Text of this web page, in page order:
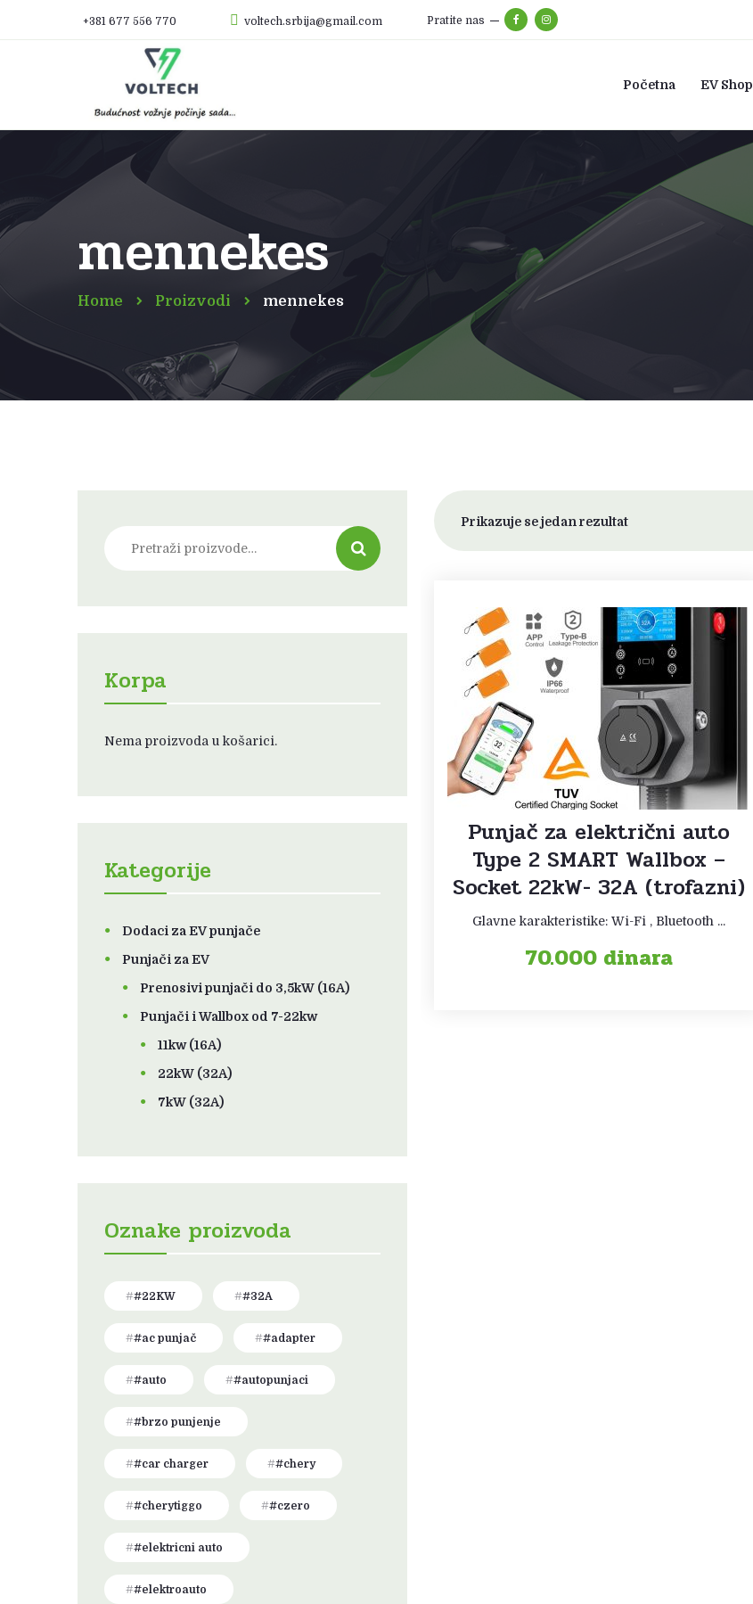
+381 677 556 770 voltech.srbija@gmail.com Pratite nas
Početna EV Shop
mennekes
Home Proizvodi mennekes
Prikazuje se jedan rezultat
Punjač za električni auto
Type 2 SMART Wallbox –
Socket 22kW- 32A (trofazni)
Glavne karakteristike: Wi-Fi , Bluetooth ...
70.000 dinara
Korpa
Nema proizvoda u košarici.
Kategorije
Dodaci za EV punjače
Punjači za EV
Prenosivi punjači do 3,5kW (16A)
Punjači i Wallbox od 7-22kw
11kw (16A)
22kW (32A)
7kW (32A)
Oznake proizvoda
#22KW #32A
#ac punjač #adapter
#auto #autopunjaci
#brzo punjenje
#car charger #chery
#cherytiggo #czero
#elektricni auto
#elektroauto